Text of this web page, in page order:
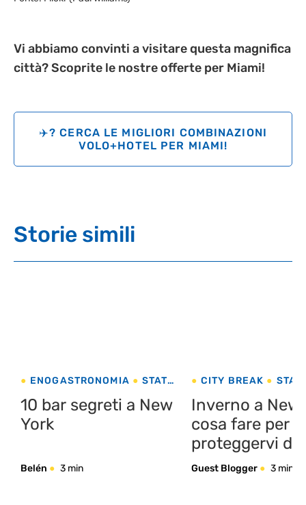
Vi abbiamo convinti a visitare questa magnifica
città? Scoprite le nostre offerte per Miami!
✈️? CERCA LE MIGLIORI COMBINAZIONI
VOLO+HOTEL PER MIAMI!
Storie simili
ENOGASTRONOMIA
STATI
10 bar segreti a New
York
Belén 3 min
CITY BREAK
Inverno a New
cosa fare per
proteggervi dal
freddo della
Guest Blogger 3 min